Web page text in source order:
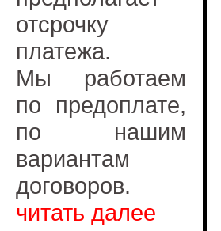
отсрочку
платежа.
Мы работаем
по предоплате,
по нашим
вариантам
договоров.
читать далее